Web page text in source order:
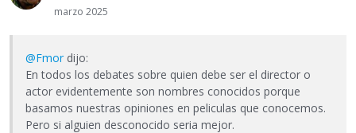
marzo 2025
@Fmor dijo:
En todos los debates sobre quien debe ser el director o
actor evidentemente son nombres conocidos porque
basamos nuestras opiniones en peliculas que conocemos.
Pero si alguien desconocido seria mejor.